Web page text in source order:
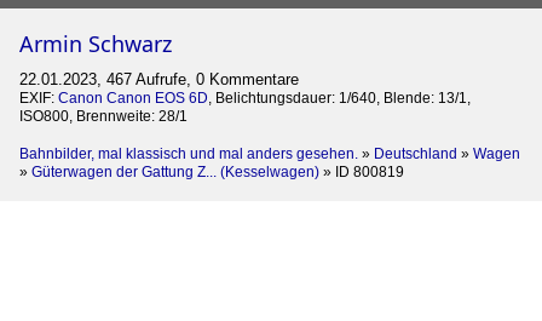
Armin Schwarz
22.01.2023, 467 Aufrufe, 0 Kommentare
EXIF: Canon Canon EOS 6D , Belichtungsdauer: 1/640, Blende: 13/1,
ISO800, Brennweite: 28/1
Bahnbilder, mal klassisch und mal anders gesehen. » Deutschland » Wagen
» Güterwagen der Gattung Z... (Kesselwagen) » ID 800819